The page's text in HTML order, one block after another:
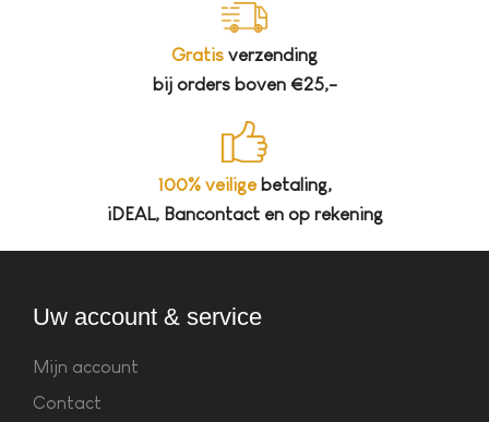
Gratis verzending
bij orders boven €25,-
100% veiligebetaling,
iDEAL, Bancontact en op rekening
Uw account & service
Mijn account
Contact